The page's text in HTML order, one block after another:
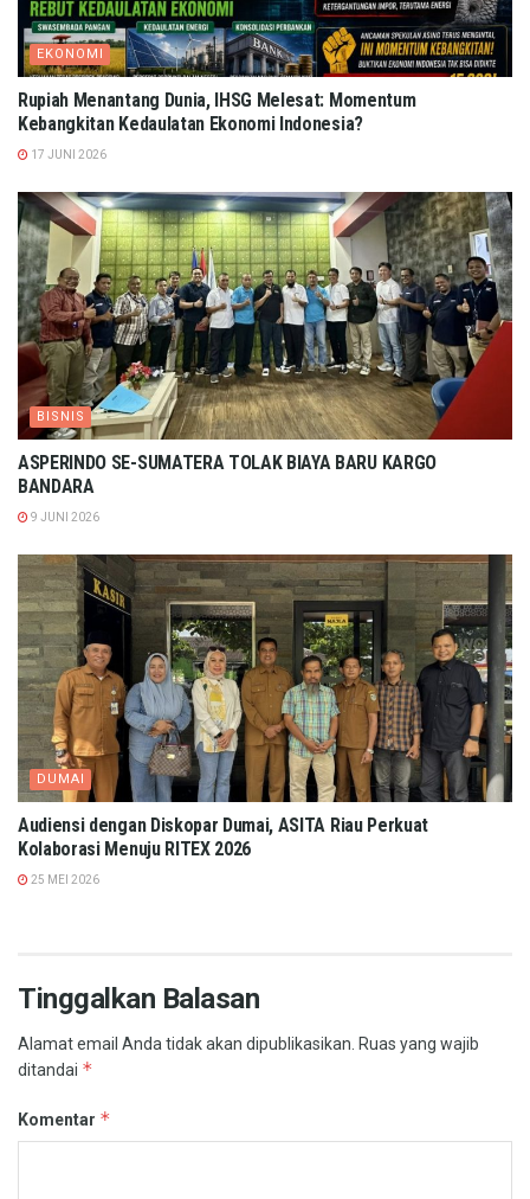
EKONOMI
Rupiah Menantang Dunia, IHSG Melesat: Momentum
Kebangkitan Kedaulatan Ekonomi Indonesia?
17 JUNI 2026
BISNIS
ASPERINDO SE-SUMATERA TOLAK BIAYA BARU KARGO
BANDARA
9 JUNI 2026
DUMAI
Audiensi dengan Diskopar Dumai, ASITA Riau Perkuat
Kolaborasi Menuju RITEX 2026
25 MEI 2026
Tinggalkan Balasan
Alamat email Anda tidak akan dipublikasikan. Ruas yang wajib
ditandai *
Komentar *